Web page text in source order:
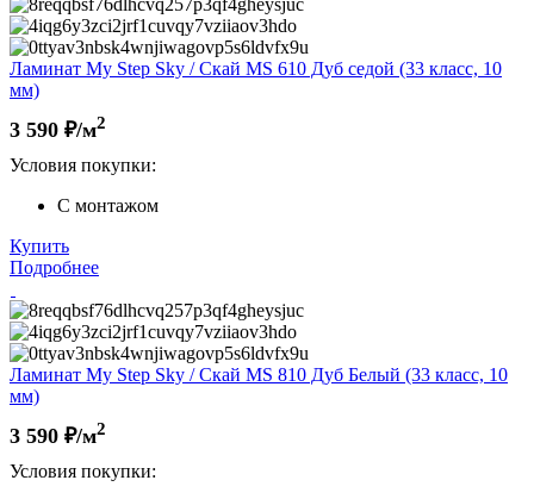
Ламинат My Step Sky / Скай MS 610 Дуб седой (33 класс, 10
мм)
3 590 ₽/м2
Условия покупки:
С монтажом
Купить
Подробнее
Ламинат My Step Sky / Скай MS 810 Дуб Белый (33 класс, 10
мм)
3 590 ₽/м2
Условия покупки: